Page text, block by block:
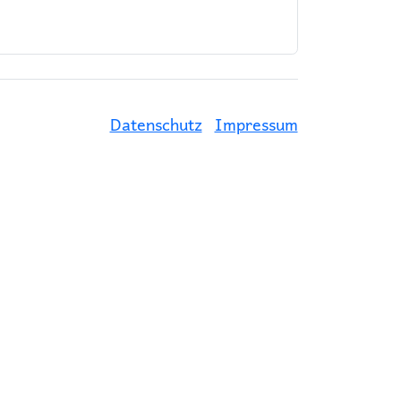
Datenschutz Impressum